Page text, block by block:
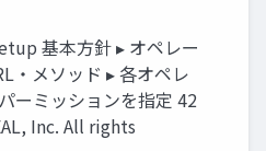
基本⽅針 ▸ オペレー
・メソッド ▸ 各オペレ
ーミッションを指定 42
Inc. All rights